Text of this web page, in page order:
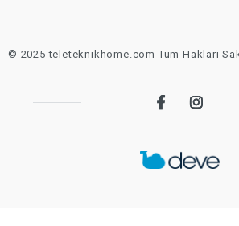
© 2025 teleteknikhome.com Tüm Hakları